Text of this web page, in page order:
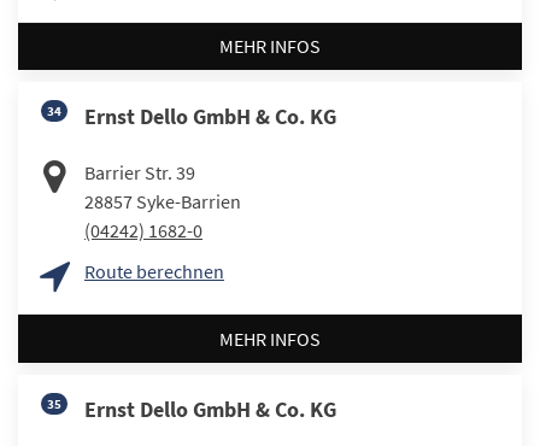
MEHR INFOS
34 Ernst Dello GmbH & Co. KG
Barrier Str. 39
28857 Syke-Barrien
(04242) 1682-0
Route berechnen
MEHR INFOS
35 Ernst Dello GmbH & Co. KG